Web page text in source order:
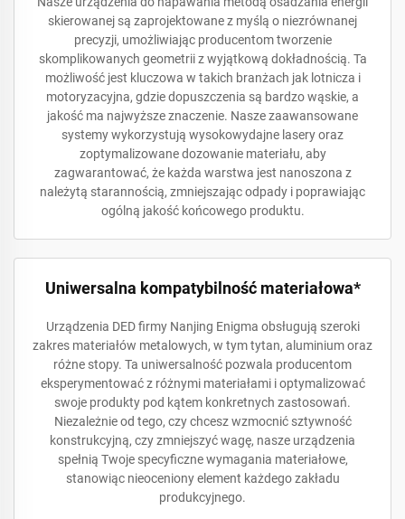
skierowanej są zaprojektowane z myślą o niezrównanej
precyzji, umożliwiając producentom tworzenie
skomplikowanych geometrii z wyjątkową dokładnością. Ta
możliwość jest kluczowa w takich branżach jak lotnicza i
motoryzacyjna, gdzie dopuszczenia są bardzo wąskie, a
jakość ma najwyższe znaczenie. Nasze zaawansowane
systemy wykorzystują wysokowydajne lasery oraz
zoptymalizowane dozowanie materiału, aby
zagwarantować, że każda warstwa jest nanoszona z
należytą starannością, zmniejszając odpady i poprawiając
ogólną jakość końcowego produktu.
Uniwersalna kompatybilność materiałowa*
Urządzenia DED firmy Nanjing Enigma obsługują szeroki
zakres materiałów metalowych, w tym tytan, aluminium oraz
różne stopy. Ta uniwersalność pozwala producentom
eksperymentować z różnymi materiałami i optymalizować
swoje produkty pod kątem konkretnych zastosowań.
Niezależnie od tego, czy chcesz wzmocnić sztywność
konstrukcyjną, czy zmniejszyć wagę, nasze urządzenia
spełnią Twoje specyficzne wymagania materiałowe,
stanowiąc nieoceniony element każdego zakładu
produkcyjnego.